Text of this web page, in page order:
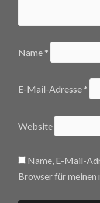
Name *
E-Mail-Adresse *
Website
Name, E-Mail-
Browser für meinen